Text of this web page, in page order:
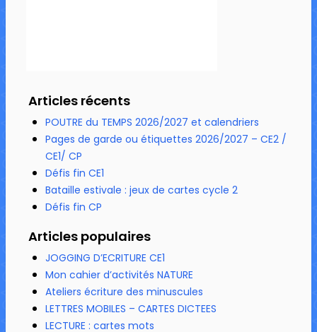
Articles récents
POUTRE du TEMPS 2026/2027 et calendriers
Pages de garde ou étiquettes 2026/2027 – CE2 /
CE1/ CP
Défis fin CE1
Bataille estivale : jeux de cartes cycle 2
Défis fin CP
Articles populaires
JOGGING D’ECRITURE CE1
Mon cahier d’activités NATURE
Ateliers écriture des minuscules
LETTRES MOBILES – CARTES DICTEES
LECTURE : cartes mots